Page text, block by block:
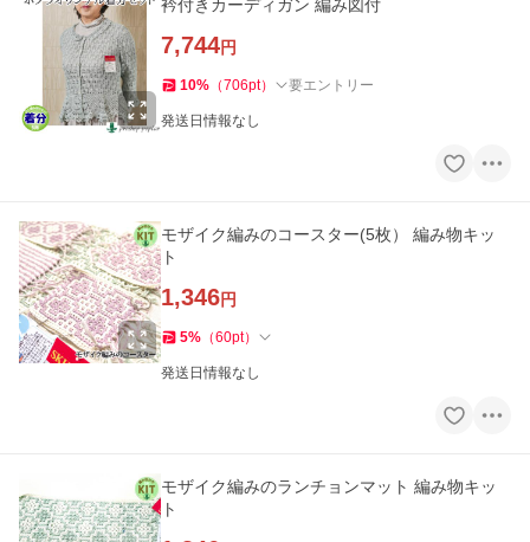
衿付きカーディガン 編み図付
7,744円
10% （706pt） 要エントリー
発送日情報なし
モザイク編みのコースター(5枚） 編み物キッ
ト
1,346円
5% （60pt）
発送日情報なし
モザイク編みのランチョンマット 編み物キッ
ト